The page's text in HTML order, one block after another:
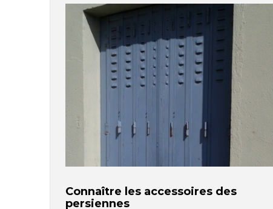
Connaître les accessoires des
persiennes